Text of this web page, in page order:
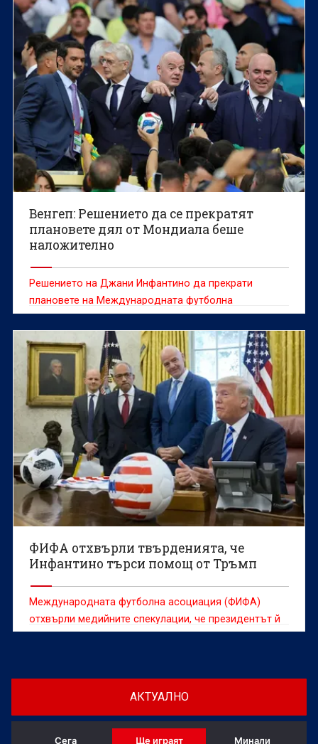
Венгеп: Решението да се прекратят
плановете дял от Мондиала беше
наложително
Решението на Джани Инфантино да прекрати
плановете на Международната футболна
асоциация (ФИФА) за продажба на маркетингови
дялове на световни първенства "бе напълно
наложително и отвъд въпрос", категоричен е
легендарният треньор Арсен Венгер.
ФИФА отхвърли твърденията, че
Инфантино търси помощ от Тръмп
Международната футболна асоциация (ФИФА)
отхвърли медийните спекулации, че президентът й
Джани Инфантино търси помощ от американския
АКТУАЛНО
Сега Ще играят Минали